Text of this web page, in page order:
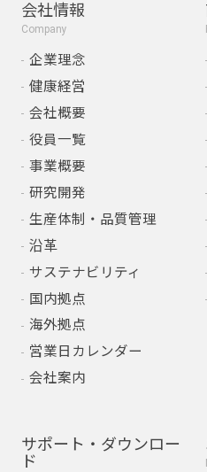
会社情報
Company
企業理念
健康経営
会社概要
役員一覧
事業概要
研究開発
生産体制・品質管理
沿革
サステナビリティ
国内拠点
海外拠点
営業日カレンダー
会社案内
サポート・ダウンロー
ド